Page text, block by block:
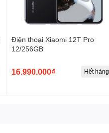
Điện thoại Xiaomi 12T Pro
12/256GB
16.990.000₫ Hết hàng